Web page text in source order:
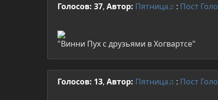
Голосов: 37, Автор: Пятница♫ : Пост
"Винни Пух с друзьями в Хогвартсе"
Голосов: 13, Автор: Пятница♫ : Пост